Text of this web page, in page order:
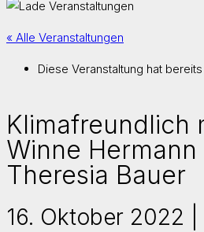
« Alle Veranstaltungen
Diese Veranstaltung hat
Klimafreundlich
Winne Hermann
Theresia Bauer
16. Oktober 2022 |